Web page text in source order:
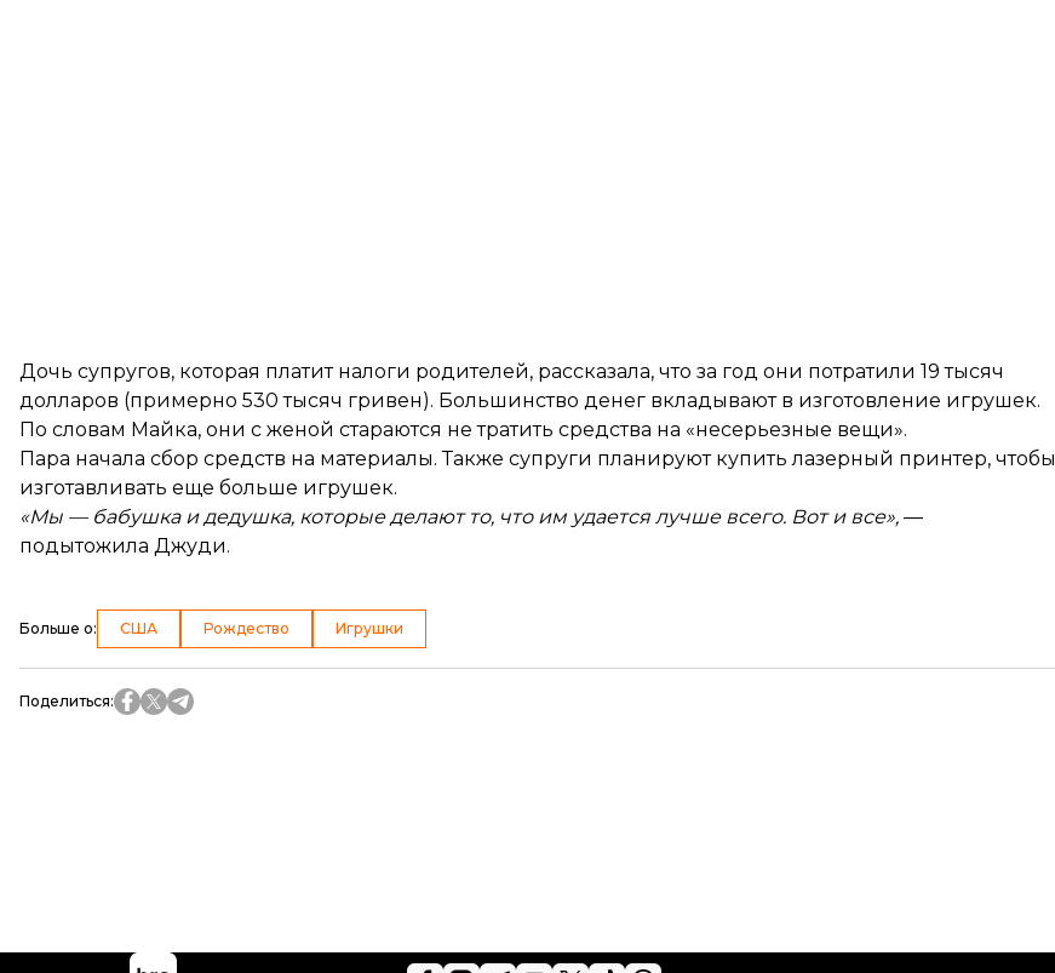
Дочь супругов, которая платит налоги родителей, рассказала, что за год они потратили 19 тысяч
долларов (примерно 530 тысяч гривен). Большинство денег вкладывают в изготовление игрушек.
По словам Майка, они с женой стараются не тратить средства на «несерьезные вещи».
Пара начала сбор средств на материалы. Также супруги планируют купить лазерный принтер, чтобы
изготавливать еще больше игрушек.
«Мы — бабушка и дедушка, которые делают то, что им удается лучше всего. Вот и все», —
подытожила Джуди.
Больше о: США Рождество Игрушки
Поделиться: